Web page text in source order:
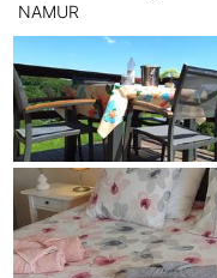
NAMUR